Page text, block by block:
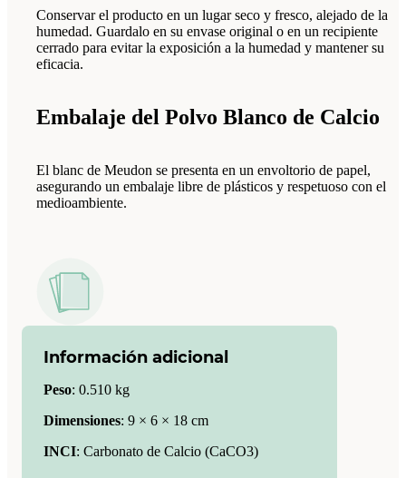
Conservar el producto en un lugar seco y fresco, alejado de la
humedad. Guardalo en su envase original o en un recipiente
cerrado para evitar la exposición a la humedad y mantener su
eficacia.
Embalaje del Polvo Blanco de Calcio
El blanc de Meudon se presenta en un envoltorio de papel,
asegurando un embalaje libre de plásticos y respetuoso con el
medioambiente.
Información adicional
Peso: 0.510 kg
Dimensiones: 9 × 6 × 18 cm
INCI: Carbonato de Calcio (CaCO3)